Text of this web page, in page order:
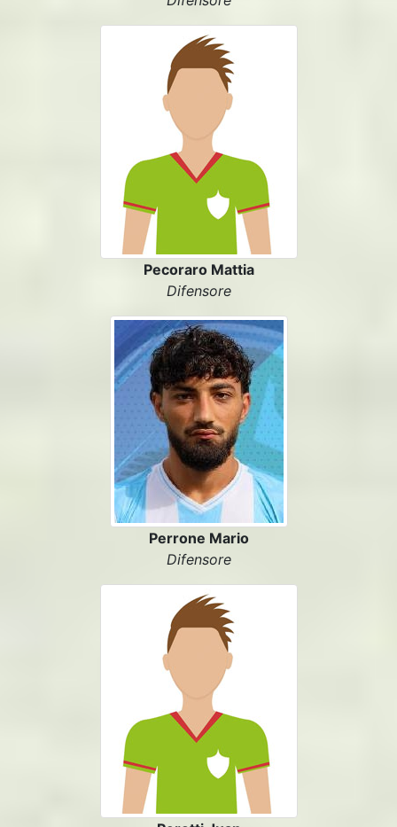
Pecoraro Mattia
Difensore
Perrone Mario
Difensore